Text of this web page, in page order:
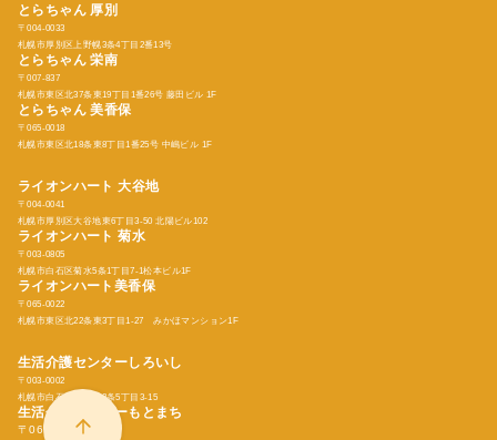
とらちゃん 厚別
〒004-0033
札幌市厚別区上野幌3条4丁目2番13号
とらちゃん 栄南
〒007-837
札幌市東区北37条東19丁目1番26号 藤田ビル 1F
とらちゃん 美香保
〒065-0018
札幌市東区北18条東8丁目1番25号 中嶋ビル 1F
ライオンハート 大谷地
〒004-0041
札幌市厚別区大谷地東6丁目3-50 北陽ビル102
ライオンハート 菊水
〒003-0805
札幌市白石区菊水5条1丁目7-1松本ビル1F
ライオンハート美香保
〒065-0022
札幌市東区北22条東3丁目1-27 みかほマンション1F
生活介護センターしろいし
〒003-0002
札幌市白石区東札幌2条5丁目3-15
生活介護センターもとまち
〒065-0022